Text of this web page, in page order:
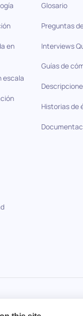
en
escala
Glosario
Preguntas
Interviews
Guías de
Historias de